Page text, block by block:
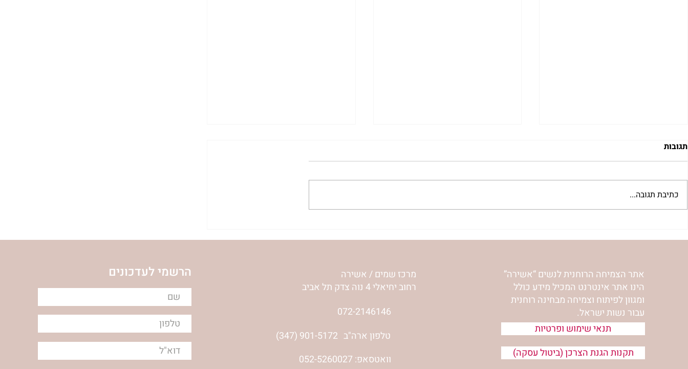
התמודדותו האישית של ר' נחמן
הר’ ימימה מזרחי עונה
נשו”ת אשירה | אתן שואלות
תגובות
כתיבת תגובה...
הרשמי לעדכונים
מרכז שמים / אשירה
רחוב יחיאלי 4 נוה צדק תל אביב
072-2146146
(347) 901-5172 טלפון ארה"ב
וואטסאפ: 052-5260027
אתר הצמיחה הרוחנית לנשים “אשירה”
הינו אתר אינטרנט המכיל מידע כולל
ומגוון לפיתוח וצמיחה מבחינה רוחנית
עבור נשות ישראל.
תנאי שימוש ופרטיות
תקנות הגנת הצרכן (ביטול עסקה)